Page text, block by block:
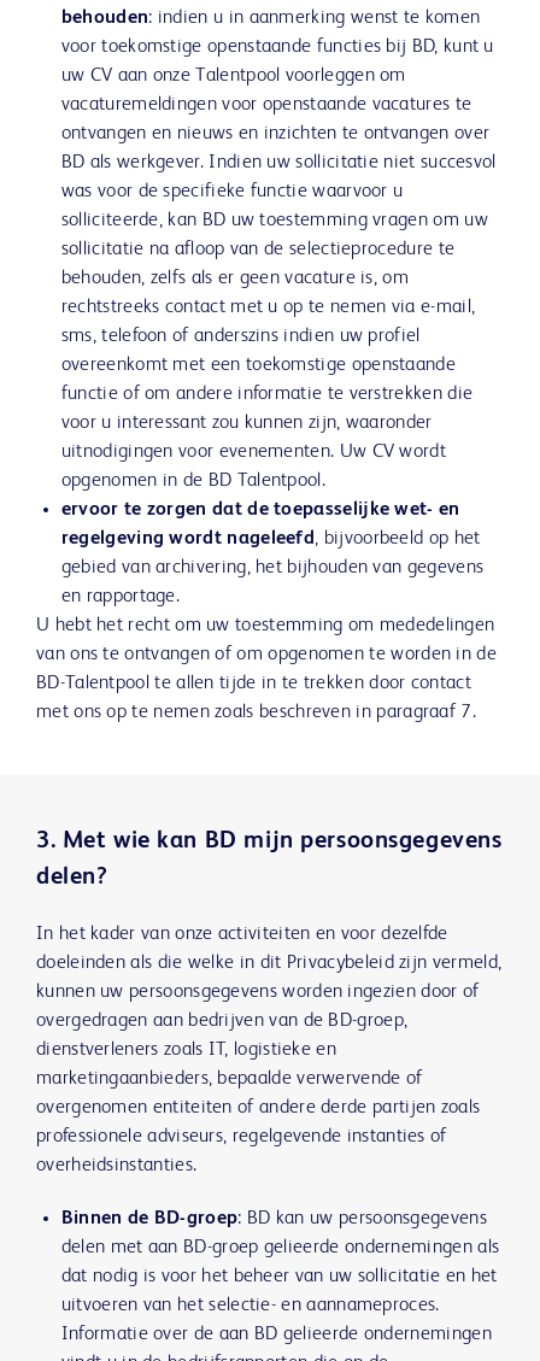
behouden: indien u in aanmerking wenst te komen
voor toekomstige openstaande functies bij BD, kunt u
uw CV aan onze Talentpool voorleggen om
vacaturemeldingen voor openstaande vacatures te
ontvangen en nieuws en inzichten te ontvangen over
BD als werkgever. Indien uw sollicitatie niet succesvol
was voor de specifieke functie waarvoor u
solliciteerde, kan BD uw toestemming vragen om uw
sollicitatie na afloop van de selectieprocedure te
behouden, zelfs als er geen vacature is, om
rechtstreeks contact met u op te nemen via e-mail,
sms, telefoon of anderszins indien uw profiel
overeenkomt met een toekomstige openstaande
functie of om andere informatie te verstrekken die
voor u interessant zou kunnen zijn, waaronder
uitnodigingen voor evenementen. Uw CV wordt
opgenomen in de BD Talentpool.
ervoor te zorgen dat de toepasselijke wet- en
regelgeving wordt nageleefd, bijvoorbeeld op het
gebied van archivering, het bijhouden van gegevens
en rapportage.
U hebt het recht om uw toestemming om mededelingen
van ons te ontvangen of om opgenomen te worden in de
BD-Talentpool te allen tijde in te trekken door contact
met ons op te nemen zoals beschreven in paragraaf 7.
3. Met wie kan BD mijn persoonsgegevens
delen?
In het kader van onze activiteiten en voor dezelfde
doeleinden als die welke in dit Privacybeleid zijn vermeld,
kunnen uw persoonsgegevens worden ingezien door of
overgedragen aan bedrijven van de BD-groep,
dienstverleners zoals IT, logistieke en
marketingaanbieders, bepaalde verwervende of
overgenomen entiteiten of andere derde partijen zoals
professionele adviseurs, regelgevende instanties of
overheidsinstanties.
Binnen de BD-groep: BD kan uw persoonsgegevens
delen met aan BD-groep gelieerde ondernemingen als
dat nodig is voor het beheer van uw sollicitatie en het
uitvoeren van het selectie- en aannameproces.
Informatie over de aan BD gelieerde ondernemingen